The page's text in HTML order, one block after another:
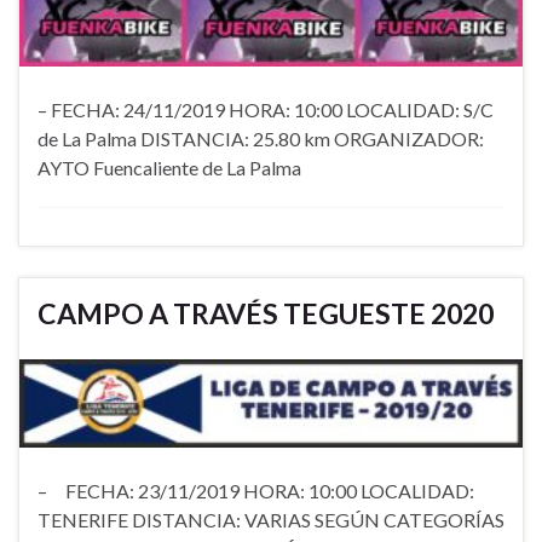
– FECHA: 24/11/2019 HORA: 10:00 LOCALIDAD: S/C
de La Palma DISTANCIA: 25.80 km ORGANIZADOR:
AYTO Fuencaliente de La Palma
CAMPO A TRAVÉS TEGUESTE 2020
– FECHA: 23/11/2019 HORA: 10:00 LOCALIDAD:
TENERIFE DISTANCIA: VARIAS SEGÚN CATEGORÍAS